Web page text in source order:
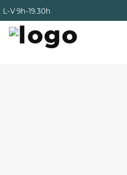
L-V9h-19.30h